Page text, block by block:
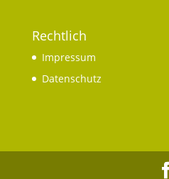
Rechtlich
Impressum
Datenschutz